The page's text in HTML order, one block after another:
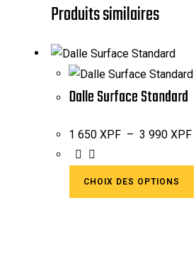
Produits similaires
Dalle Surface Standard
1 650 XPF – 3 990 XPF
CHOIX DES OPTIONS